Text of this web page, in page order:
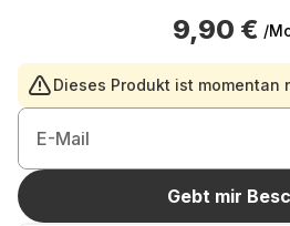
9,90 € /
Dieses Produkt ist momentan
E-Mail
Gebt mir